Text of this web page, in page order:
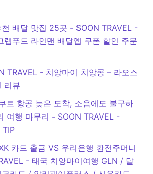
배달 맛집 25곳 - SOON TRAVEL -
랩푸드 라인맨 배달앱 쿠폰 할인 주문
TRAVEL - 치앙마이 치앙콩 – 라오스
리뷰
트 항공 늦은 도착, 소음에도 불구하
여행 마무리 - SOON TRAVEL -
카드 출금 VS 우리은행 환전주머니
- 태국 치앙마이여행 GLN / 달